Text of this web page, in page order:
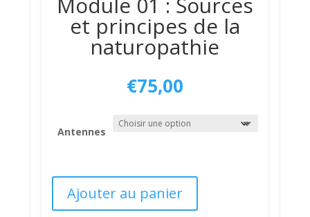
et principes de la
naturopathie
€75,00
Antennes
Ajouter au panier